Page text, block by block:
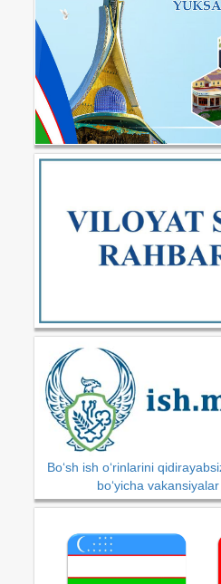
Bo‘sh ish o‘rinlarini
bo‘yicha